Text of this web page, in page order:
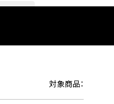
対象商品：